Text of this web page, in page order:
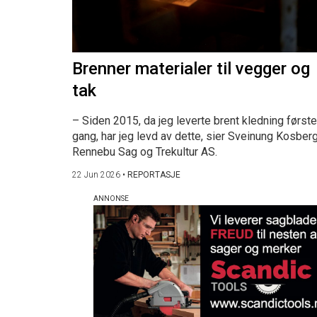
Brenner materialer til vegger og
tak
– Siden 2015, da jeg leverte brent kledning første
gang, har jeg levd av dette, sier Sveinung
Rennebu Sag og Trekultur AS.
22 Jun 2026 • REPORTASJE